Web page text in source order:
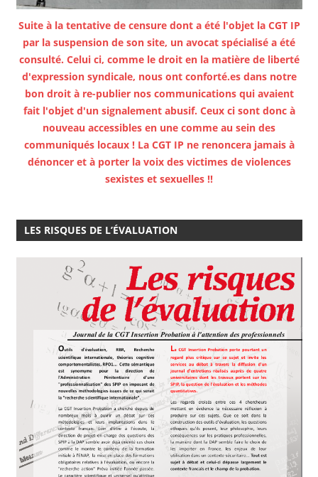
Suite à la tentative de censure dont a été l'objet la CGT IP
par la suspension de son site, un avocat spécialisé a été
consulté. Celui ci, comme le droit en la matière de liberté
d'expression syndicale, nous ont conforté.es dans notre
bon droit à re-publier nos communications qui avaient
fait l'objet d'un signalement abusif. Ceux ci sont donc à
nouveau accessibles en une comme au sein des
communiqués locaux ! La CGT IP ne renoncera jamais à
dénoncer et à porter la voix des victimes de violences
sexistes et sexuelles !!
LES RISQUES DE L’ÉVALUATION